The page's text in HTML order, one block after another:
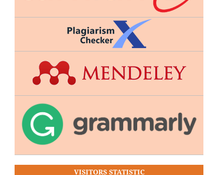
VISITORS STATISTIC